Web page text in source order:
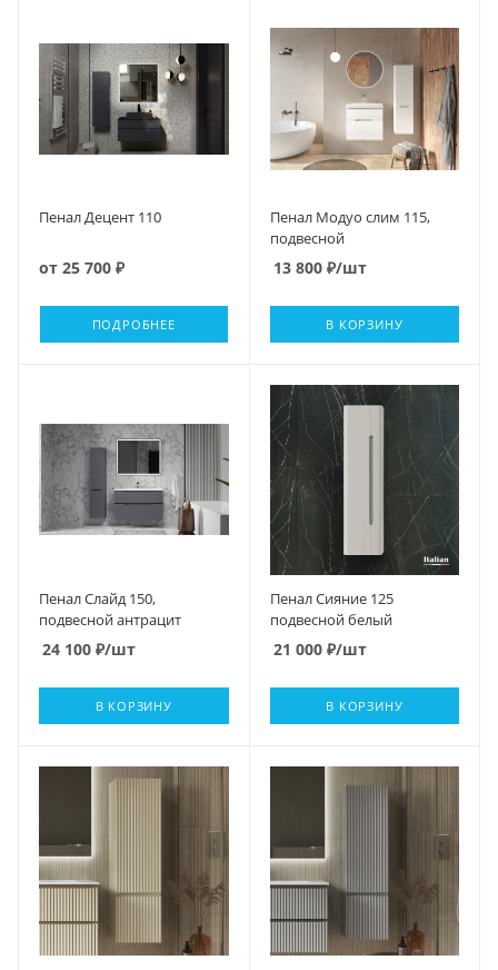
Пенал Децент 110
от 25 700 ₽
ПОДРОБНЕЕ
Пенал Модуо слим 115,
подвесной
13 800₽/шт
В КОРЗИНУ
Пенал Слайд 150,
подвесной антрацит
24 100 ₽/шт
В КОРЗИНУ
Пенал Сияние 125
подвесной белый
21 000₽/шт
В КОРЗИНУ